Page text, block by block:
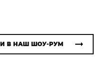
В НАШ ШОУ-РУМ